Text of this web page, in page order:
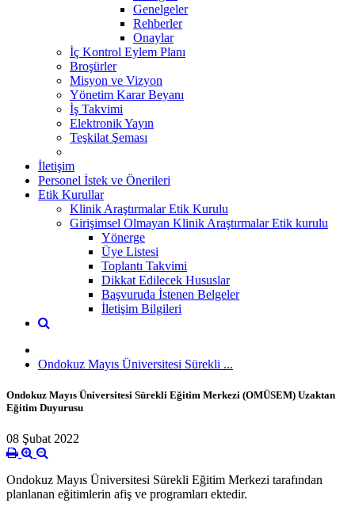
Genelgeler
Rehberler
Onaylar
İç Kontrol Eylem Planı
Broşürler
Misyon ve Vizyon
Yönetim Karar Beyanı
İş Takvimi
Elektronik Yayın
Teşkilat Şeması
İletişim
Personel İstek ve Önerileri
Etik Kurullar
Klinik Araştırmalar Etik Kurulu
Girişimsel Olmayan Klinik Araştırmalar Etik kurulu
Yönerge
Üye Listesi
Toplantı Takvimi
Dikkat Edilecek Hususlar
Başvuruda İstenen Belgeler
İletişim Bilgileri
Ondokuz Mayıs Üniversitesi Sürekli ...
Ondokuz Mayıs Üniversitesi Sürekli Eğitim Merkezi (OMÜSEM) Uzaktan
Eğitim Duyurusu
08 Şubat 2022
Ondokuz Mayıs Üniversitesi Sürekli Eğitim Merkezi tarafından
planlanan eğitimlerin afiş ve programları ektedir.